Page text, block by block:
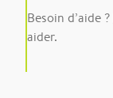
Besoin d’aide ?
aider.